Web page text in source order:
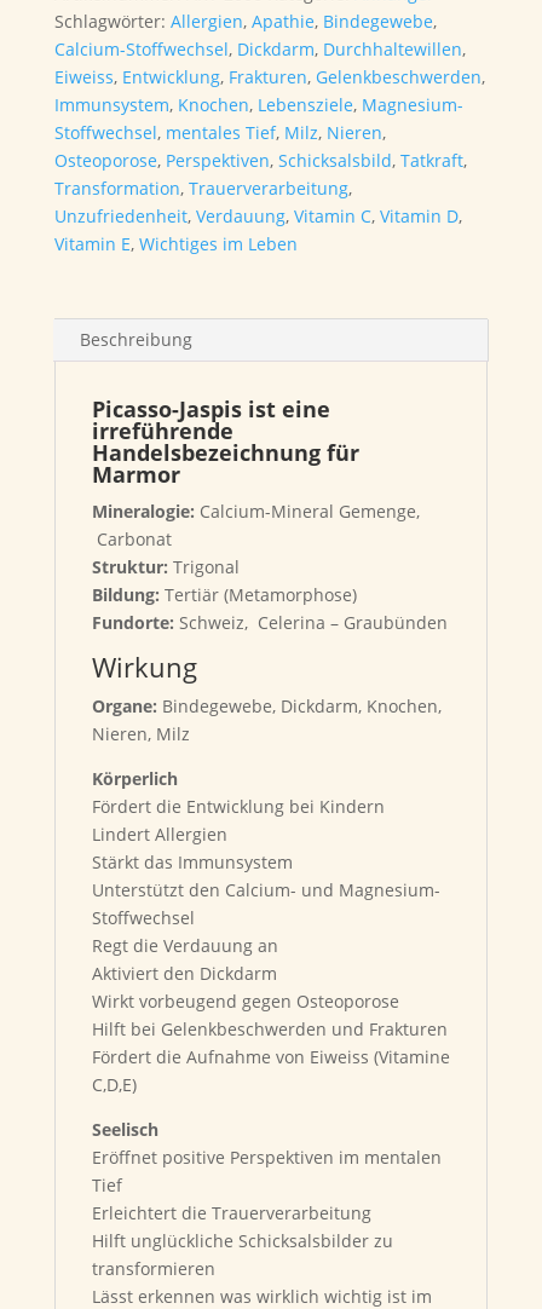
Schlagwörter: Allergien, Apathie, Bindegewebe,
Calcium-Stoffwechsel, Dickdarm, Durchhaltewillen,
Eiweiss, Entwicklung, Frakturen, Gelenkbeschwerden,
Immunsystem, Knochen, Lebensziele, Magnesium-
Stoffwechsel, mentales Tief, Milz, Nieren,
Osteoporose, Perspektiven, Schicksalsbild, Tatkraft,
Transformation, Trauerverarbeitung,
Unzufriedenheit, Verdauung, Vitamin C, Vitamin D,
Vitamin E, Wichtiges im Leben
Beschreibung
Picasso-Jaspis ist eine
irreführende
Handelsbezeichnung für
Marmor
Mineralogie: Calcium-Mineral Gemenge,
Carbonat
Struktur: Trigonal
Bildung: Tertiär (Metamorphose)
Fundorte: Schweiz, Celerina – Graubünden
Wirkung
Organe: Bindegewebe, Dickdarm, Knochen,
Nieren, Milz
Körperlich
Fördert die Entwicklung bei Kindern
Lindert Allergien
Stärkt das Immunsystem
Unterstützt den Calcium- und Magnesium-
Stoffwechsel
Regt die Verdauung an
Aktiviert den Dickdarm
Wirkt vorbeugend gegen Osteoporose
Hilft bei Gelenkbeschwerden und Frakturen
Fördert die Aufnahme von Eiweiss (Vitamine
C,D,E)
Seelisch
Eröffnet positive Perspektiven im mentalen
Tief
Erleichtert die Trauerverarbeitung
Hilft unglückliche Schicksalsbilder zu
transformieren
Lässt erkennen was wirklich wichtig ist im